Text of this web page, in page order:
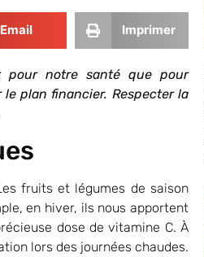
Email Imprimer
pour notre santé que pour
plan financier. Respecter la
fruits et légumes de saison
en hiver, ils nous apportent
dose de vitamine C. À
lors des journées chaudes.